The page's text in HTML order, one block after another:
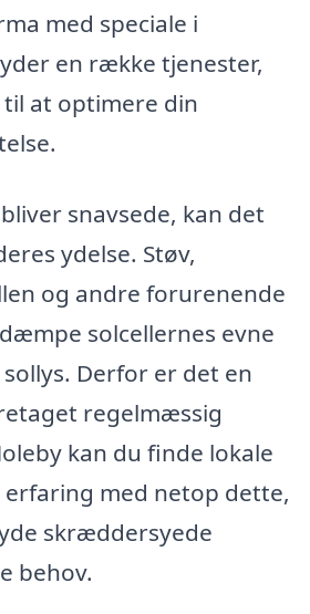
med speciale i
en række tjenester,
at optimere din
snavsede, kan det
ydelse. Støv,
og andre forurenende
solcellernes evne
Derfor er det en
regelmæssig
kan du finde lokale
med netop dette,
skræddersyede
behov.